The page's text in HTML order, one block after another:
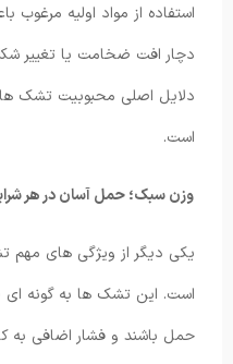
استفاده از مواد اولیه
دچار افت ضخامت یا تغییر
دلایل اصلی محبوبیت تشک
است.
وزن سبک؛ حمل آسان در هر
یکی دیگر از ویژگی های
است. این تشک ها به گونه ای
حمل باشند و فشار اضافی به